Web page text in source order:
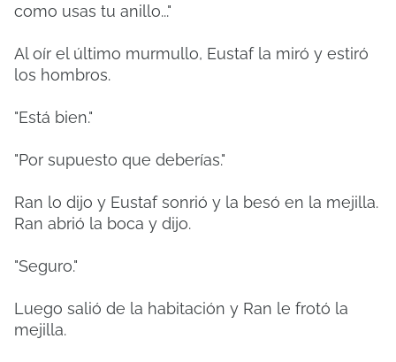
como usas tu anillo..."
Al oír el último murmullo, Eustaf la miró y estiró
los hombros.
"Está bien."
"Por supuesto que deberías."
Ran lo dijo y Eustaf sonrió y la besó en la mejilla.
Ran abrió la boca y dijo.
"Seguro."
Luego salió de la habitación y Ran le frotó la
mejilla.